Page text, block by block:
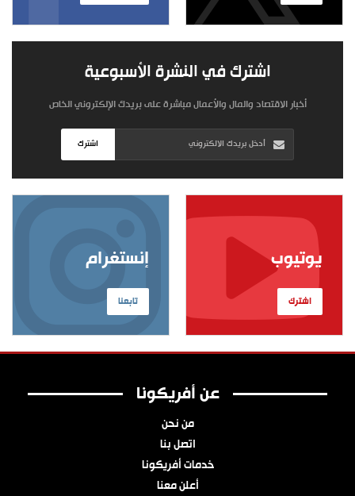
اشترك في النشرة الأسبوعية
أخبار الاقتصاد والمال والأعمال مباشرة على بريدك الإلكتروني الخاص
اشترك
إنستغرام
تابعنا
يوتيوب
اشترك
عن أفريكونا
من نحن
اتصل بنا
خدمات أفريكونا
أعلن معنا